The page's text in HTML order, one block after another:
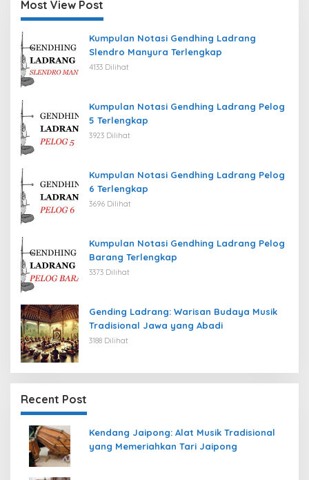
Most View Post
Kumpulan Notasi Gendhing Ladrang
Slendro Manyura Terlengkap
4133 Dilihat
Kumpulan Notasi Gendhing Ladrang Pelog
5 Terlengkap
3923 Dilihat
Kumpulan Notasi Gendhing Ladrang Pelog
6 Terlengkap
3696 Dilihat
Kumpulan Notasi Gendhing Ladrang Pelog
Barang Terlengkap
3373 Dilihat
Gending Ladrang: Warisan Budaya Musik
Tradisional Jawa yang Abadi
3188 Dilihat
Recent Post
Kendang Jaipong: Alat Musik Tradisional
yang Memeriahkan Tari Jaipong